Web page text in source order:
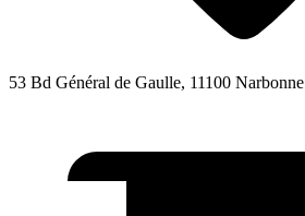
53 Bd Général de Gaulle, 11100 Narbonne